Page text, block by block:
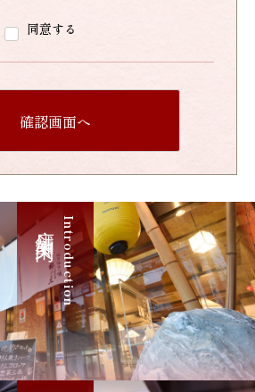
同意する
確認画面へ
Introduction
店舗案内